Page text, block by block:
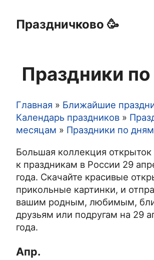
Праздничково 🥳
navigation
Открытки
Картинки
Шаблоны
Праздники
Праздники
Строка
навигации
Главная
Ближайшие
Календарь праздников
месяцам
Праздники по дням
Большая коллекция открыток
к праздникам в России 29
года. Скачайте красивые
прикольные картинки, и
вашим родным, любимым,
друзьям или подругам на 29
года.
Апр.